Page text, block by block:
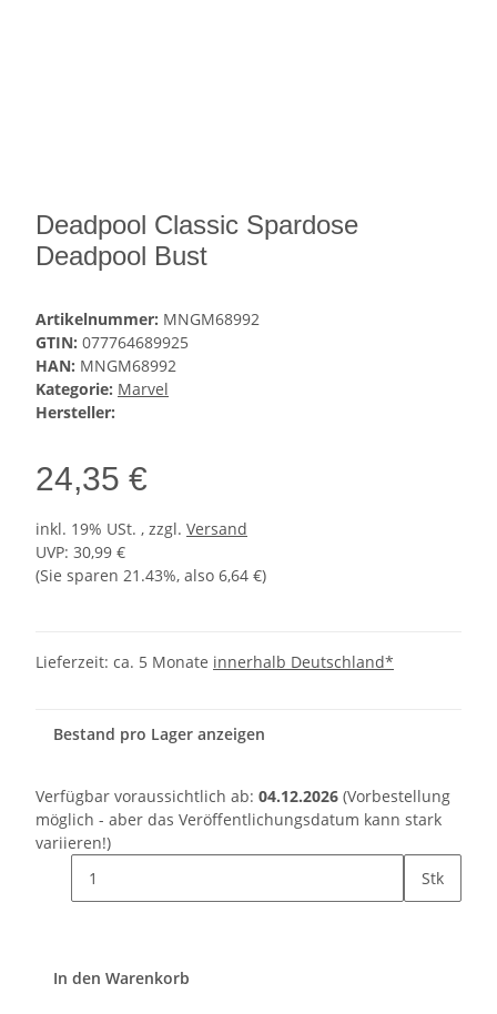
Deadpool Classic Spardose
Deadpool Bust
Artikelnummer: MNGM68992
GTIN: 077764689925
HAN: MNGM68992
Kategorie: Marvel
Hersteller:
24,35 €
inkl. 19% USt. , zzgl. Versand
UVP: 30,99 €
(Sie sparen 21.43%, also 6,64 €)
Lieferzeit: ca. 5 Monate innerhalb Deutschland*
Bestand pro Lager anzeigen
Verfügbar voraussichtlich ab: 04.12.2026 (Vorbestellung
möglich - aber das Veröffentlichungsdatum kann stark
variieren!)
Stk
In den Warenkorb